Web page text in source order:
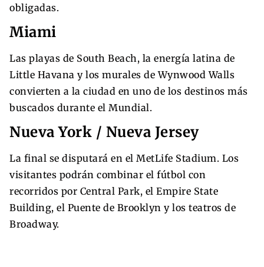
obligadas.
Miami
Las playas de South Beach, la energía latina de
Little Havana y los murales de Wynwood Walls
convierten a la ciudad en uno de los destinos más
buscados durante el Mundial.
Nueva York / Nueva Jersey
La final se disputará en el MetLife Stadium. Los
visitantes podrán combinar el fútbol con
recorridos por Central Park, el Empire State
Building, el Puente de Brooklyn y los teatros de
Broadway.